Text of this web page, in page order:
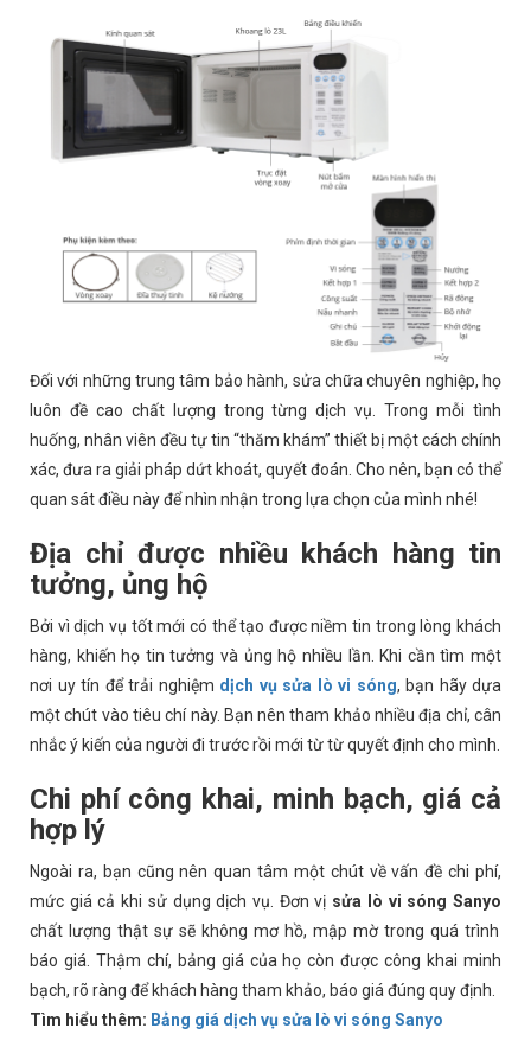
Đối với những trung tâm bảo hành, sửa chữa chuyên nghiệp, họ
luôn đề cao chất lượng trong từng dịch vụ. Trong mỗi tình
huống, nhân viên đều tự tin “thăm khám” thiết bị một cách chính
xác, đưa ra giải pháp dứt khoát, quyết đoán. Cho nên, bạn có thể
quan sát điều này để nhìn nhận trong lựa chọn của mình nhé!
Địa chỉ được nhiều khách hàng tin
tưởng, ủng hộ
Bởi vì dịch vụ tốt mới có thể tạo được niềm tin trong lòng khách
hàng, khiến họ tin tưởng và ủng hộ nhiều lần. Khi cần tìm một
nơi uy tín để trải nghiệm dịch vụ sửa lò vi sóng, bạn hãy dựa
một chút vào tiêu chí này. Bạn nên tham khảo nhiều địa chỉ, cân
nhắc ý kiến của người đi trước rồi mới từ từ quyết định cho mình.
Chi phí công khai, minh bạch, giá cả
hợp lý
Ngoài ra, bạn cũng nên quan tâm một chút về vấn đề chi phí,
mức giá cả khi sử dụng dịch vụ. Đơn vị sửa lò vi sóng Sanyo
chất lượng thật sự sẽ không mơ hồ, mập mờ trong quá trình
báo giá. Thậm chí, bảng giá của họ còn được công khai minh
bạch, rõ ràng để khách hàng tham khảo, báo giá đúng quy định.
Tìm hiểu thêm: Bảng giá dịch vụ sửa lò vi sóng Sanyo